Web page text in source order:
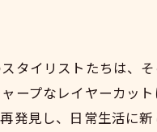
タイリストたちは、
ープなレイヤーカッ
発見し、日常生活に